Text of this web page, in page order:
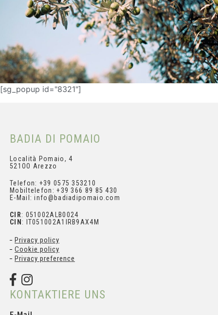
BADIA DI POMAIO
Località Pomaio, 4
521OO Arezzo
Telefon: +39 0575 353210
Mobiltelefon: +39 366 89 85 430
CIR: 051002ALB0024
CIN: IT051002A1IRB9AX4M
Cookie policy
Privacy preference